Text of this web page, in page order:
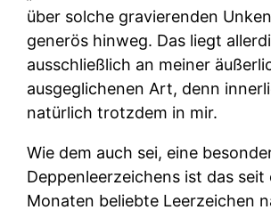
über solche gravierenden
generös hinweg. Das liegt
ausschließlich an meiner
ausgeglichenen Art, denn
natürlich trotzdem in mir.
Wie dem auch sei, eine
Deppenleerzeichens ist das seit
Monaten beliebte Leerzeichen